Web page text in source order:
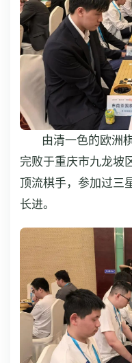
由清一色的欧洲
完败于重庆市九龙坡
顶流棋手，参加过三
长进。